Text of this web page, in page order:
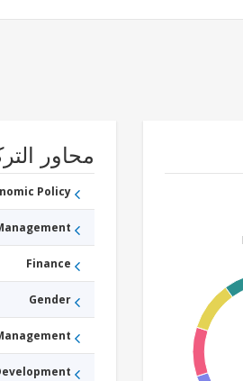
محاور
Policy
Finance
Gender